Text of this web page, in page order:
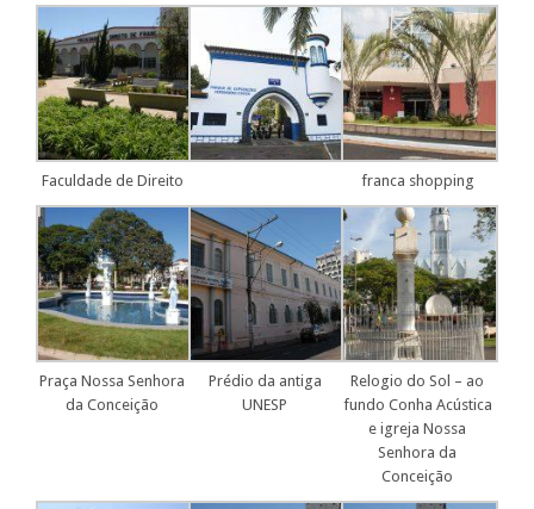
Faculdade de Direito franca shopping
Praça Nossa Senhora
da Conceição
Prédio da antiga
UNESP
Relogio do Sol – ao
fundo Conha Acústica
e igreja Nossa
Senhora da
Conceição